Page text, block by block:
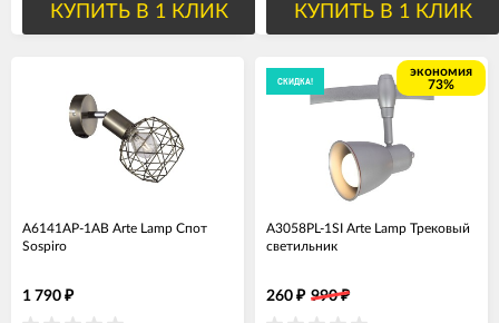
КУПИТЬ В 1 КЛИК КУПИТЬ В 1 КЛИК
A6141AP-1AB Arte Lamp Спот
Sospiro
1 790 ₽
СКИДКА!
экономия
73%
A3058PL-1SI Arte Lamp Трековый
светильник
260 ₽ 990₽